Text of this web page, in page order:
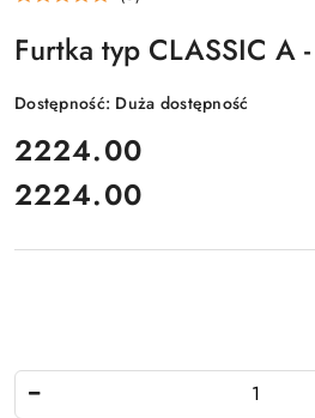
Furtka typ CLASSIC A
Dostępność: Duża dostępność
cena:
2224.00
Cena:
2224.00